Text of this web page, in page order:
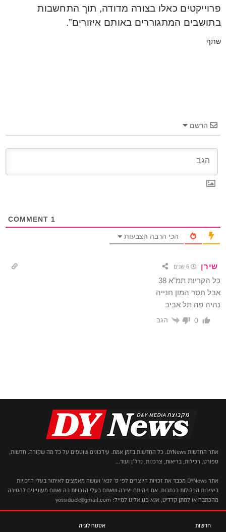
פרוייקטים כאלו בצורה מדודה, תוך התחשבות
בתושבים המתגוררים באותם איזורים”.
שתף
הרשם
1
הכי הרבה הצבעות
שירן 6 שנים
כל הקריות תמ”א 38
אבל חסר המון חנייה
נהיה פה תל אביב
0 הגב
אתר החדשות DYNews. כל החדשות בזמן אמת. עידכונים שוטפים על כל מה שקורה. חדשות,
ספורט, רכילות, בריאות, צרכנות, נדל"ן ועוד...
אתר DYNews מכבד את זכויות היוצרים לפי ס' 27א' ועושה מאמצים לאיתור בעלי הזכויות
ביצירות הכלולות בכתבות. אם זיהיתם יצירה שאתם בעלי הזכויות בה ואתם מעוניינים להסירה
מהכתבה או למתן קרדיט, אנא פנו אלינו למייל: yossiduek@gmail.com
חדשות אסטרולוגיה